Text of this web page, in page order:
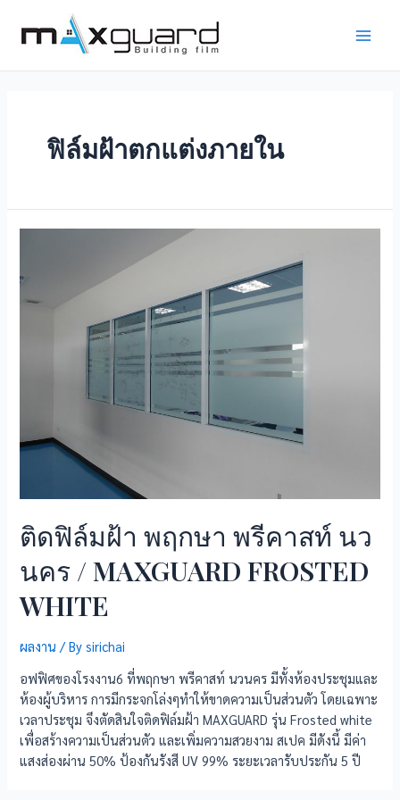
content
ฟิล์มฝ้าตกแต่งภายใน
ติดฟิล์มฝ้า พฤกษา พรีคาสท์ นว
นคร / MAXGUARD FROSTED
WHITE
ผลงาน / Bysirichai
อฟฟิศของโรงงาน6 ที่พฤกษา พรีคาสท์ นวนคร มีทั้งห้องประชุมและ
ห้องผู้บริหาร การมีกระจกโล่งๆทำให้ขาดความเป็นส่วนตัว โดยเฉพาะ
เวลาประชุม จึงตัดสินใจติดฟิล์มฝ้า MAXGUARD รุ่น Frosted white
เพื่อสร้างความเป็นส่วนตัว และเพิ่มความสวยงาม สเปค มีดังนี้ มีค่า
แสงส่องผ่าน 50% ป้องกันรังสี UV 99% ระยะเวลารับประกัน 5 ปี